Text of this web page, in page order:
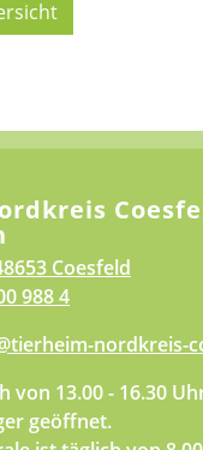
Coesfeld
988 4
nordkreis-
von 13.00 - 16.30
geöffnet.